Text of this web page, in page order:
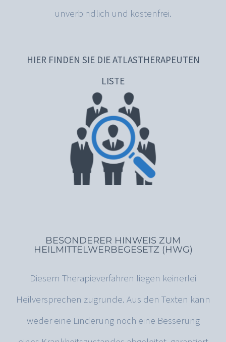
unverbindlich und kostenfrei.
HIER FINDEN SIE DIE ATLASTHERAPEUTEN
LISTE
BESONDERER HINWEIS ZUM
HEILMITTELWERBEGESETZ (HWG)
Diesem Therapieverfahren liegen keinerlei
Heilversprechen zugrunde. Aus den Texten kann
weder eine Linderung noch eine Besserung